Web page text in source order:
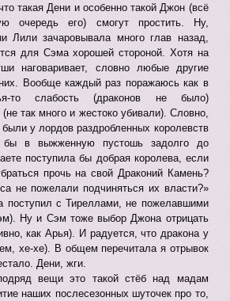
такая Дени и особенно такой Джон (всё
его) смогут простить. Ну,
Лили зачаровывала много глав назад,
для Сэма хорошей стороной. Хотя на
наговаривает, словно любые другие
Вообще каждый раз поражаюсь как в
то слабость (драконов не было)
так много и жестоко убивали). Словно,
у лордов раздробленных королевств
бы в выжженную пустошь задолго до
поступила бы добрая королева, если
прочь на свой Драконий Камень?
не пожелали подчиняться их власти?»
поступил с Тиреллами, не пожелавшими
Ну и Сэм тоже выбор Джона отрицать
как Арья). И радуется, что дракона у
хе-хе). В общем перечитала я отрывок
Дени, жги.
вещи это такой стёб над мадам
наших послесезонных шуточек про то,